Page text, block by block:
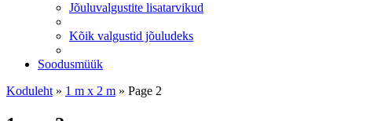
Jõuluvalgustite lisatarvikud
Kõik valgustid jõuludeks
Soodusmüük
Koduleht » 1 m x 2 m » Page 2